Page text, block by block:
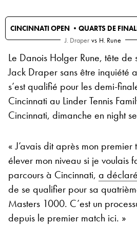
CINCINNATI OPEN • QUARTS DE
J. Draper vs H. Rune
Le Danois Holger Rune, tête
Jack Draper sans être inquiété
s’est qualifié pour les demi-
Cincinnati au Linder Tennis
Cincinnati, dimanche en night
« J’avais dit après mon
élever mon niveau si je voulais
parcours à Cincinnati, a
de se qualifier pour sa
Masters 1000. C’est un
depuis le premier match ici. »